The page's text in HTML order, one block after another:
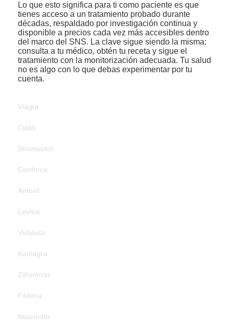
Lo que esto significa para ti como paciente es que
tienes acceso a un tratamiento probado durante
décadas, respaldado por investigación continua y
disponible a precios cada vez más accesibles dentro
del marco del SNS. La clave sigue siendo la misma:
consulta a tu médico, obtén tu receta y sigue el
tratamiento con la monitorización adecuada. Tu salud
no es algo con lo que debas experimentar por tu
cuenta.
Viagra
Cialis
Stromectol
Cenforce
Amoxil
Levitra
Vidalista
Kamagra
Zithromax
Fildena
Neurontin